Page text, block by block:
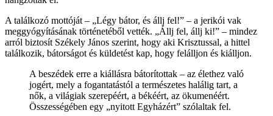
A találkozó mottóját – „Légy bátor, és állj fel!” – a jerikói vak
meggyógyításának történetéből vették. „Állj fel, állj ki!” – mindez
arról biztosít Székely János szerint, hogy aki Krisztussal, a hittel
találkozik, bátorságot és küldetést kap, hogy felálljon és kiálljon.
A beszédek erre a kiállásra bátorítottak – az élethez való
jogért, mely a fogantatástól a természetes halálig tart, a
nők, a világiak szerepéért, a békéért, az ökumenéért.
Összességében egy „nyitott Egyházért” szólaltak fel.